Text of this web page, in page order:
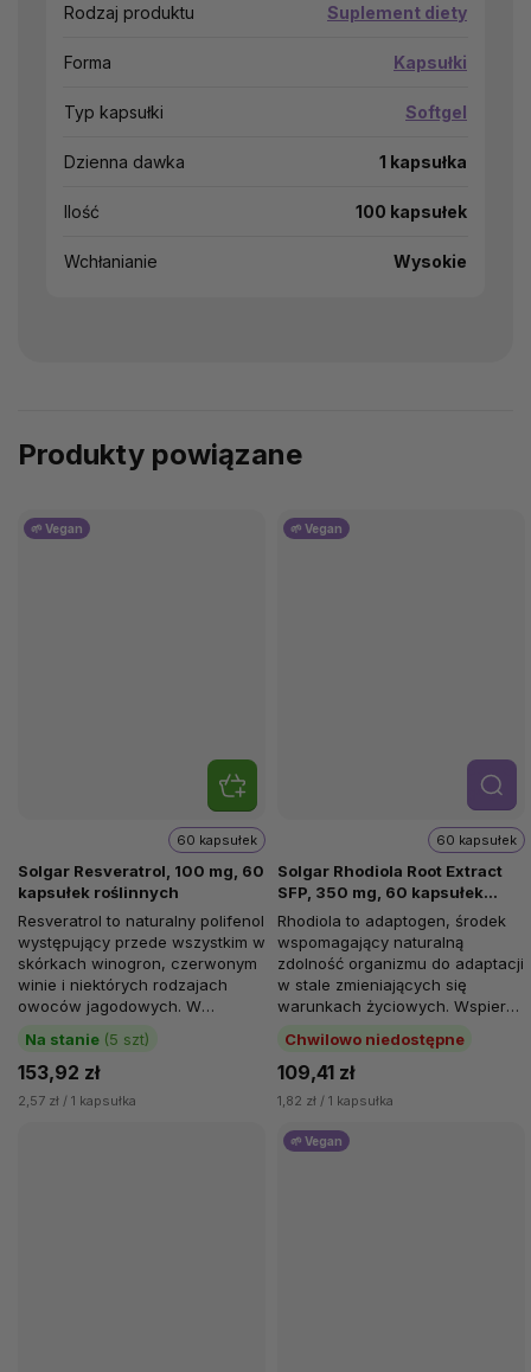
Rodzaj produktu Suplement diety
Forma Kapsułki
Typ kapsułki Softgel
Dzienna dawka 1 kapsułka
Ilość 100 kapsułek
Wchłanianie Wysokie
Produkty powiązane
🌱 Vegan
Solgar Resveratrol, 100 mg, 60
kapsułek roślinnych
Na stanie (5 szt)
60 kapsułek
153,92 zł
2,57 zł / 1 kapsułka
Resveratrol to naturalny polifenol
występujący przede wszystkim w
skórkach winogron, czerwonym
winie i niektórych rodzajach
owoców jagodowych. W
ostatnich latach cieszy się...
🌱 Vegan
Solgar Rhodiola Root Extract
SFP, 350 mg, 60 kapsułek
roślinnych
Chwilowo niedostępne
60 kapsułek
109,41 zł
1,82 zł / 1 kapsułka
Szcze
góły
Rhodiola to adaptogen, środek
wspomagający naturalną
zdolność organizmu do adaptacji
w stale zmieniających się
warunkach życiowych. Wspiera
zakresie...
🌱 Vegan